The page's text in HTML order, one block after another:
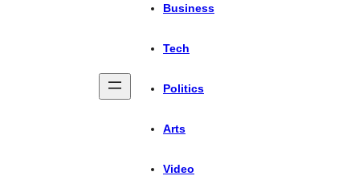
Business
Tech
Politics
Arts
Video